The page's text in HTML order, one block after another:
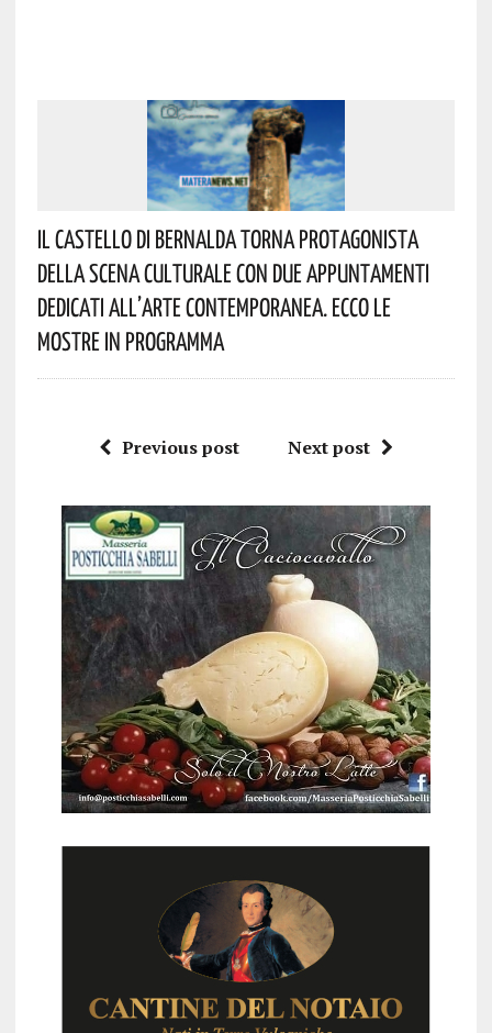
Il Castello Di Bernalda Torna Protagonista
Della Scena Culturale Con Due Appuntamenti
Dedicati All’arte Contemporanea. Ecco Le
Mostre In Programma
Previous post Next post